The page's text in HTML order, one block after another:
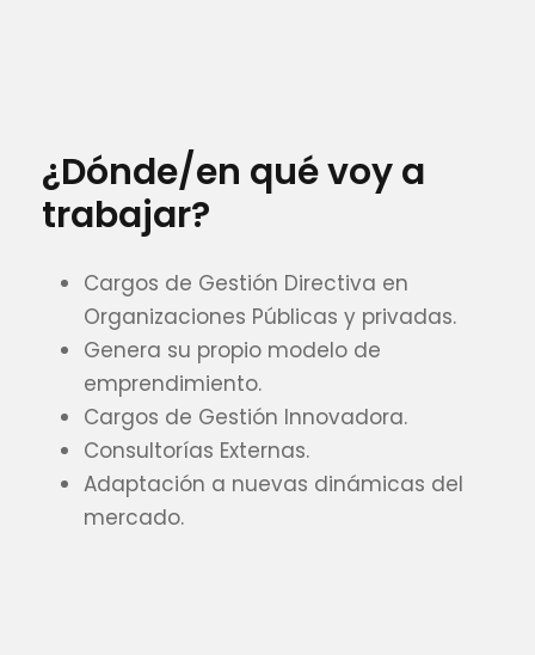
¿Dónde/en qué voy a
trabajar?
Cargos de Gestión Directiva en
Organizaciones Públicas y privadas.
Genera su propio modelo de
emprendimiento.
Cargos de Gestión Innovadora.
Consultorías Externas.
Adaptación a nuevas dinámicas del
mercado.